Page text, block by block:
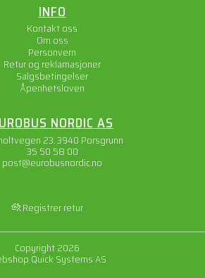
INFO
Kontakt oss
Om oss
Personvern
Retur og reklamasjoner
Salgsbetingelser
Åpenhetsloven
NORDIC AS
23. 3940 Porsgrunn
35 50 58 00
post@eurobusnordic.no
Registrer retur
Copyright 2026
Quick Systems AS